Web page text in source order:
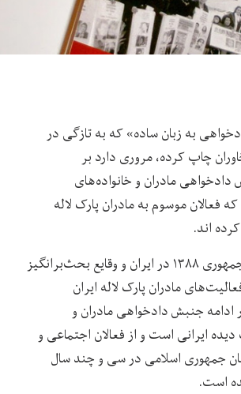
به زبان ساده» که به تازگی در
چاپ کرده، مروری دارد بر
مادران و خانواده‌های
فعالان موسوم به مادران پارک لاله
اند.
انتخابات ریاست جمهوری ۱۳۸۸ در ایران و وقایع بحث‌برانگیز
مادران پارک لاله ایران
جنبش دادخواهی مادران و
ایرانی است و از فعالان اجتماعی و
جمهوری اسلامی در سی و چند سال
است.